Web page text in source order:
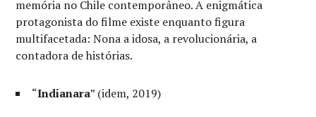
memória no Chile contemporâneo. A enigmática
protagonista do filme existe enquanto figura
multifacetada: Nona a idosa, a revolucionária, a
contadora de histórias.
“Indianara” (idem, 2019)